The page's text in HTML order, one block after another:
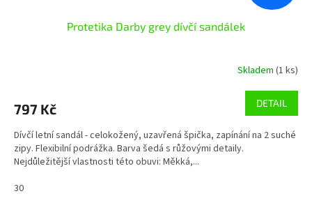
Protetika Darby grey dívčí sandálek
Skladem (1 ks)
797 Kč DETAIL
Dívčí letní sandál - celokožený, uzavřená špička, zapínání na 2 suché
zipy. Flexibilní podrážka. Barva šedá s růžovými detaily.
Nejdůležitější vlastnosti této obuvi: Měkká,...
30